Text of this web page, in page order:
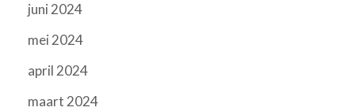
juni 2024
mei 2024
april 2024
maart 2024